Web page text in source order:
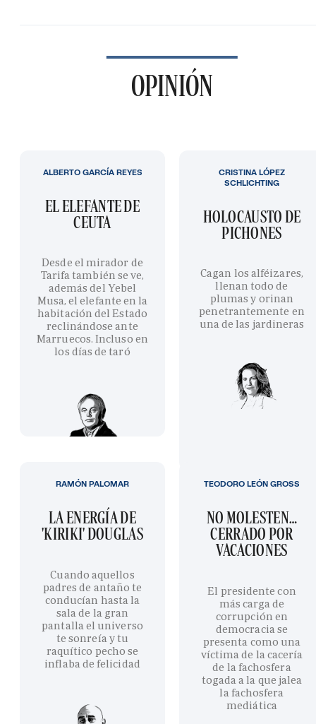
OPINIÓN
EL ELEFANTE DE
CEUTA
Desde el mirador de
Tarifa también se ve,
además del Yebel
Musa, el elefante en la
habitación del Estado
reclinándose ante
Marruecos. Incluso en
los días de taró
ALBERTO GARCÍA REYES
HOLOCAUSTO DE
PICHONES
Cagan los alféizares,
llenan todo de
plumas y orinan
penetrantemente en
una de las jardineras
CRISTINA LÓPEZ
SCHLICHTING
LA ENERGÍA DE
'KIRIKI' DOUGLAS
Cuando aquellos
padres de antaño te
conducían hasta la
sala de la gran
pantalla el universo
te sonreía y tu
raquítico pecho se
inflaba de felicidad
RAMÓN PALOMAR
NO MOLESTEN…
CERRADO POR
VACACIONES
El presidente con
más carga de
corrupción en
democracia se
presenta como una
víctima de la cacería
de la fachosfera
togada a la que jalea
la fachosfera
mediática
TEODORO LEÓN GROSS